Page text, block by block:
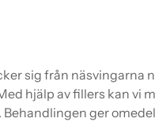
sig från näsvingarna
hjälp av fillers kan vi
ger